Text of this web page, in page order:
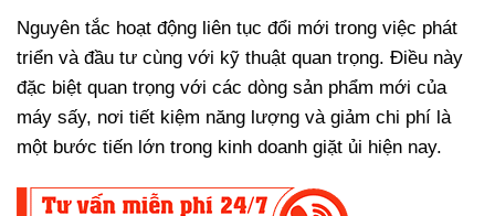
Nguyên tắc hoạt động liên tục đổi mới trong việc phát
triển và đầu tư cùng với kỹ thuật quan trọng. Điều này
đặc biệt quan trọng với các dòng sản phẩm mới của
máy sấy, nơi tiết kiệm năng lượng và giảm chi phí là
một bước tiến lớn trong kinh doanh giặt ủi hiện nay.